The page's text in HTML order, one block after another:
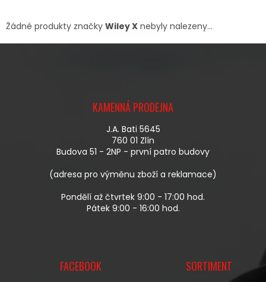
Žádné produkty značky Wiley X nebyly nalezeny...
KAMENNÁ PRODEJNA
J.A. Bati 5645
760 01 Zlín
Budova 51 - 2NP - první patro budovy
(adresa pro výměnu zboží a reklamace)
Pondělí až čtvrtek 9:00 - 17:00 hod.
Pátek 9:00 - 16:00 hod.
FACEBOOK SORTIMENT